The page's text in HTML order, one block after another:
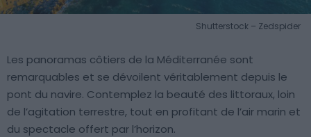
Shutterstock – Zedspider
Les panoramas côtiers de la Méditerranée sont
remarquables et se dévoilent véritablement depuis le
pont du navire. Contemplez la beauté des littoraux, loin
de l’agitation terrestre, tout en profitant de l’air marin et
du spectacle offert par l’horizon.